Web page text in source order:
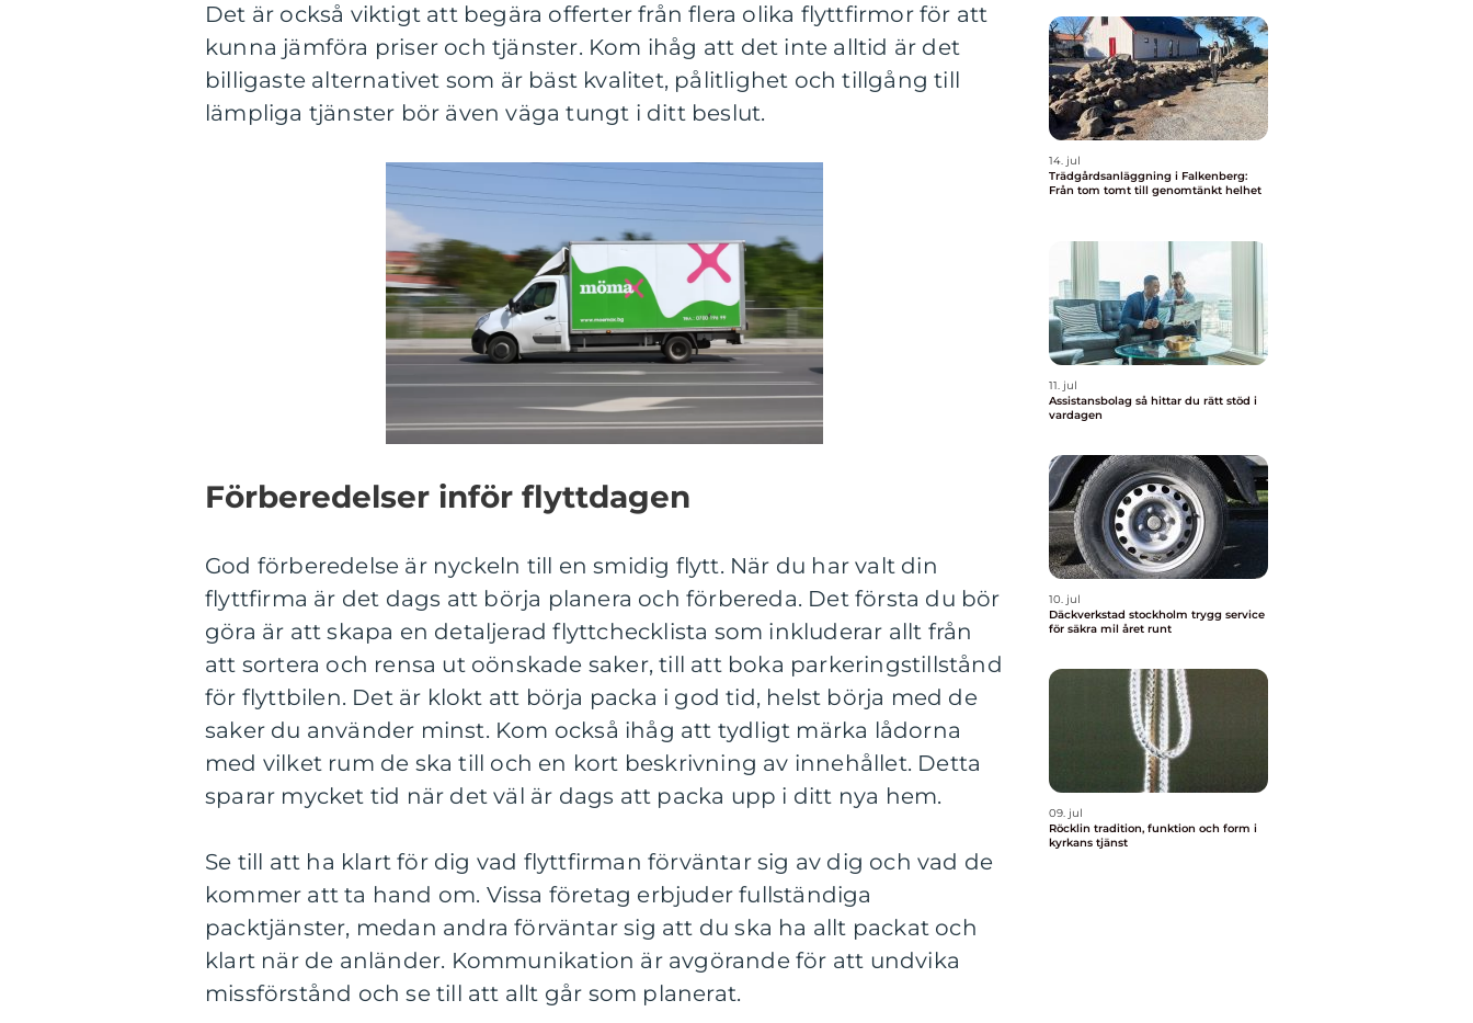
Det är också viktigt att begära offerter från flera olika flyttfirmor för att
kunna jämföra priser och tjänster. Kom ihåg att det inte alltid är det
billigaste alternativet som är bäst kvalitet, pålitlighet och tillgång till
lämpliga tjänster bör även väga tungt i ditt beslut.
Förberedelser inför flyttdagen
God förberedelse är nyckeln till en smidig flytt. När du har valt din
flyttfirma är det dags att börja planera och förbereda. Det första du bör
göra är att skapa en detaljerad flyttchecklista som inkluderar allt från
att sortera och rensa ut oönskade saker, till att boka parkeringstillstånd
för flyttbilen. Det är klokt att börja packa i god tid, helst börja med de
saker du använder minst. Kom också ihåg att tydligt märka lådorna
med vilket rum de ska till och en kort beskrivning av innehållet. Detta
sparar mycket tid när det väl är dags att packa upp i ditt nya hem.
Se till att ha klart för dig vad flyttfirman förväntar sig av dig och vad de
kommer att ta hand om. Vissa företag erbjuder fullständiga
packtjänster, medan andra förväntar sig att du ska ha allt packat och
klart när de anländer. Kommunikation är avgörande för att undvika
missförstånd och se till att allt går som planerat.
14. jul
Trädgårdsanläggning i Falkenberg:
Från tom tomt till genomtänkt helhet
11. jul
Assistansbolag så hittar du rätt stöd i
vardagen
10. jul
Däckverkstad stockholm trygg service
för säkra mil året runt
09. jul
Röcklin tradition, funktion och form i
kyrkans tjänst